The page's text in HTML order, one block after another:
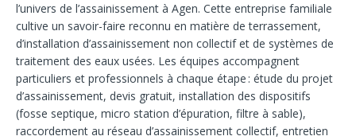
l’univers de l’assainissement à Agen. Cette entreprise familiale
cultive un savoir-faire reconnu en matière de terrassement,
d’installation d’assainissement non collectif et de systèmes de
traitement des eaux usées. Les équipes accompagnent
particuliers et professionnels à chaque étape : étude du projet
d’assainissement, devis gratuit, installation des dispositifs
(fosse septique, micro station d’épuration, filtre à sable),
raccordement au réseau d’assainissement collectif, entretien